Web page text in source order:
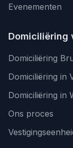
Evenementen
Domiciliëring
Domiciliëring
Domiciliëring in
Domiciliëring in
Ons proces